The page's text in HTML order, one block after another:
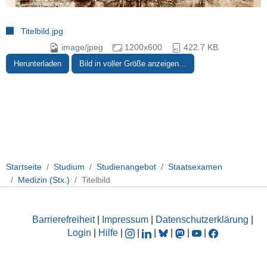
Titelbild.jpg
image/jpeg
1200x600 422.7 KB
Herunterladen Bild in voller Größe anzeigen…
Startseite Studium Studienangebot
Staatsexamen
Medizin (Stx.)
Titelbild
Barrierefreiheit| Impressum Datenschutzerklärung
Login
Hilfe